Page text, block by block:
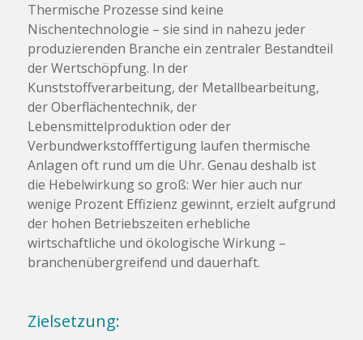
Thermische Prozesse sind keine
Nischentechnologie – sie sind in nahezu jeder
produzierenden Branche ein zentraler Bestandteil
der Wertschöpfung. In der
Kunststoffverarbeitung, der Metallbearbeitung,
der Oberflächentechnik, der
Lebensmittelproduktion oder der
Verbundwerkstofffertigung laufen thermische
Anlagen oft rund um die Uhr. Genau deshalb ist
die Hebelwirkung so groß: Wer hier auch nur
wenige Prozent Effizienz gewinnt, erzielt aufgrund
der hohen Betriebszeiten erhebliche
wirtschaftliche und ökologische Wirkung –
branchenübergreifend und dauerhaft.
Zielsetzung: